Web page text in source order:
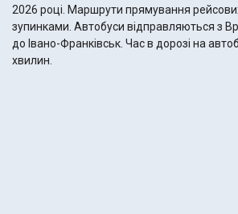
2026 році. Маршрути прямування рейсових
зупинками. Автобуси відправляються з
до Івано-Франківськ. Час в дорозі на
хвилин.